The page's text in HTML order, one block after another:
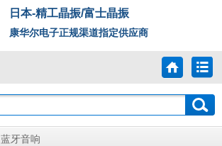
日本-精工晶振/富士晶振
康华尔电子正规渠道指定供应商
蓝牙音响